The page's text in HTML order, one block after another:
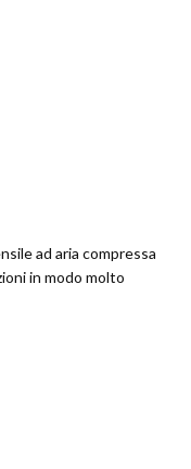
ad aria compressa
in modo molto